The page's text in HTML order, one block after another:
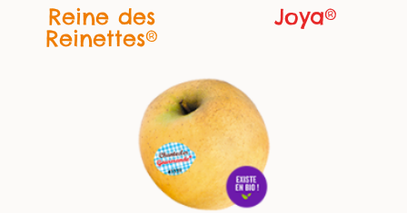
Reine des
Reinettes®
Joya®